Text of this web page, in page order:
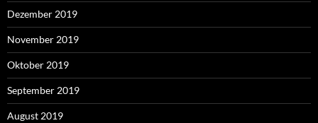
Dezember 2019
November 2019
Oktober 2019
September 2019
August 2019